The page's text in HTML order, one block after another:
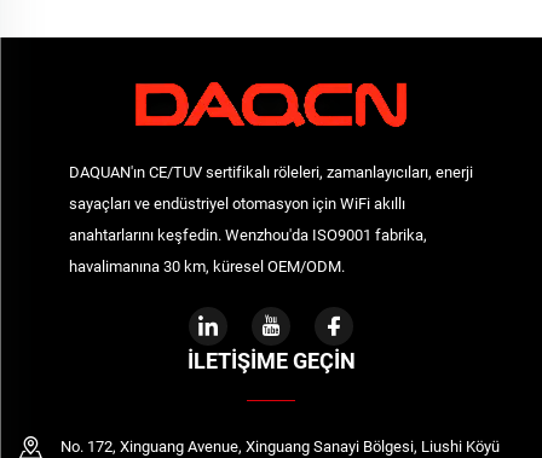
DAQUAN'ın CE/TUV sertifikalı röleleri, zamanlayıcıları, enerji
sayaçları ve endüstriyel otomasyon için WiFi akıllı
anahtarlarını keşfedin. Wenzhou'da ISO9001 fabrika,
havalimanına 30 km, küresel OEM/ODM.
İLETIŞIME GEÇIN
No. 172, Xinguang Avenue, Xinguang Sanayi Bölgesi, Liushi Köyü